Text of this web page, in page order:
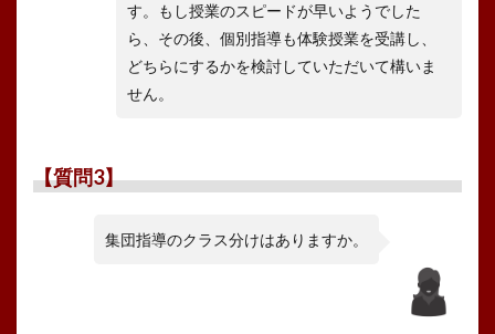
す。もし授業のスピードが早いようでした
ら、その後、個別指導も体験授業を受講し、
どちらにするかを検討していただいて構いま
せん。
【質問3】
集団指導のクラス分けはありますか。